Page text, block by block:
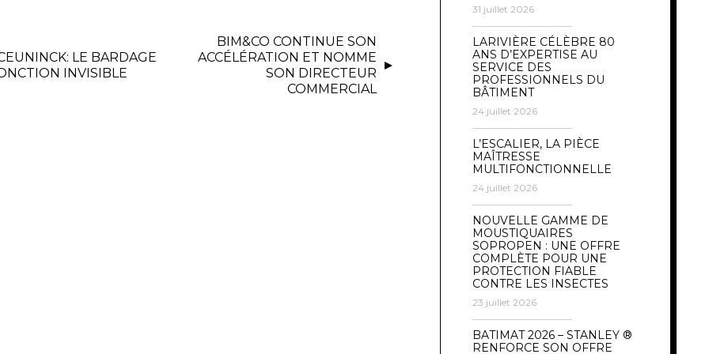
LE BARDAGE
INVISIBLE
BIM&CO CONTINUE SON
ACCÉLÉRATION ET NOMME
SON DIRECTEUR
COMMERCIAL
31 juillet 2026
LARIVIÈRE CÉLÈBRE 80
ANS D’EXPERTISE AU
SERVICE DES
PROFESSIONNELS DU
BÂTIMENT
24 juillet 2026
L’ESCALIER, LA PIÈCE
MAÎTRESSE
MULTIFONCTIONNELLE
24 juillet 2026
NOUVELLE GAMME DE
MOUSTIQUAIRES
SOPROPEN : UNE OFFRE
COMPLÈTE POUR UNE
PROTECTION FIABLE
CONTRE LES INSECTES
23 juillet 2026
BATIMAT 2026 – STANLEY ®
RENFORCE SON OFFRE